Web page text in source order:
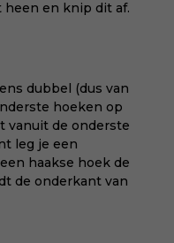
en knip dit af.
dubbel (dus van
hoeken op
vanuit de onderste
leg je een
haakse hoek de
de onderkant van